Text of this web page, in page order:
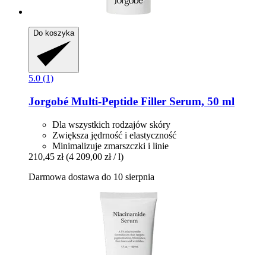
Do koszyka
5.0 (1)
Jorgobé Multi-​Peptide Filler Serum, 50 ml
Dla wszystkich rodzajów skóry
Zwiększa jędrność i elastyczność
Minimalizuje zmarszczki i linie
210,45 zł (4 209,00 zł / l)
Darmowa dostawa do 10 sierpnia